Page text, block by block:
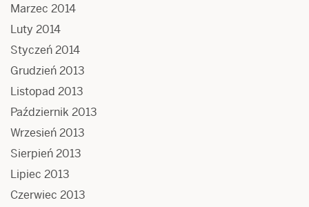
Marzec 2014
Luty 2014
Styczeń 2014
Grudzień 2013
Listopad 2013
Październik 2013
Wrzesień 2013
Sierpień 2013
Lipiec 2013
Czerwiec 2013